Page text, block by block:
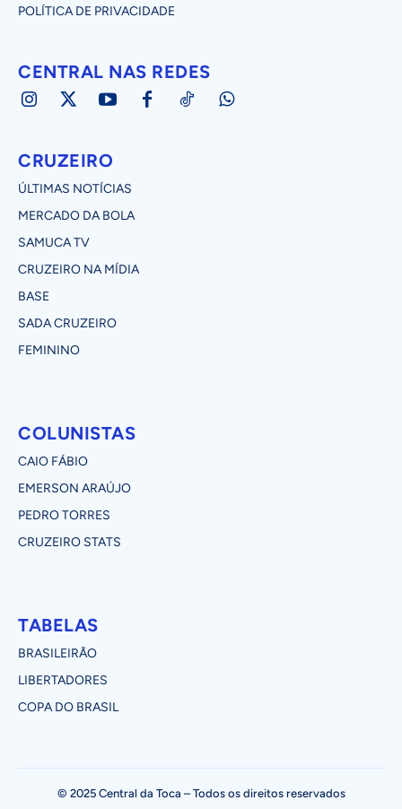
POLÍTICA DE PRIVACIDADE
CENTRAL NAS REDES
CRUZEIRO
ÚLTIMAS NOTÍCIAS
MERCADO DA BOLA
SAMUCA TV
CRUZEIRO NA MÍDIA
BASE
SADA CRUZEIRO
FEMININO
COLUNISTAS
CAIO FÁBIO
EMERSON ARAÚJO
PEDRO TORRES
CRUZEIRO STATS
TABELAS
BRASILEIRÃO
LIBERTADORES
COPA DO BRASIL
© 2025 Central da Toca – Todos os direitos reservados